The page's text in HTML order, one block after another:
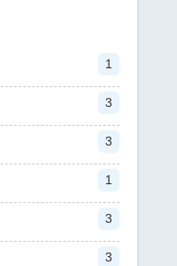
1
3
3
1
3
3